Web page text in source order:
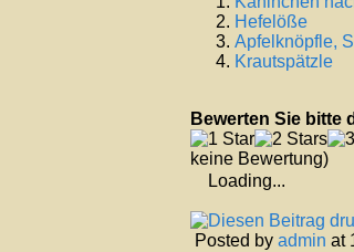
Hefelöße
Apfelknöpfle,
Krautspätzle
Bewerten Sie bitte
keine Bewertung)
Loading...
Posted by admin at